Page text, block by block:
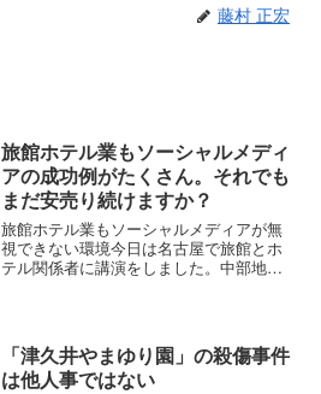
藤村 正宏
旅館ホテル業もソーシャルメディ
アの成功例がたくさん。それでも
まだ安売り続けますか？
旅館ホテル業もソーシャルメディアが無
視できない環境今日は名古屋で旅館とホ
テル関係者に講演をしました。中部地区
しているので、よく旅館ホ...
「津久井やまゆり園」の殺傷事件
は他人事ではない